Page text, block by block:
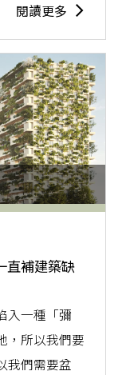
閱讀更多
補建築缺
入一種「彌
，所以我們要
我們需要盆